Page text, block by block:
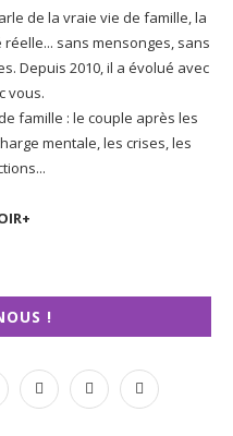
de la vraie vie de famille, la
sans mensonges, sans
Depuis 2010, il a évolué avec
vous.
famille : le couple après les
mentale, les crises, les
!